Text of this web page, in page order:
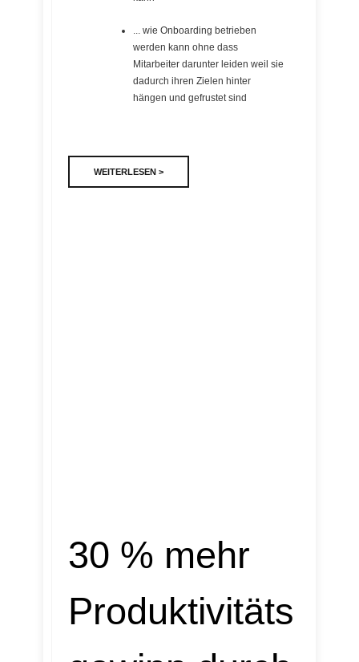
... wie Onboarding betrieben
werden kann ohne dass
Mitarbeiter darunter leiden weil sie
dadurch ihren Zielen hinter
hängen und gefrustet sind
WEITERLESEN >
30 % mehr
Produktivitäts